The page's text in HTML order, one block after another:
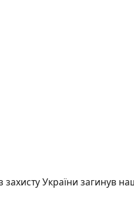
захисту України загинув